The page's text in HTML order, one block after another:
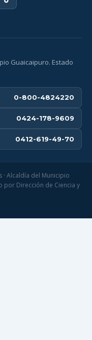
Guaicaipuro. Estado
0-800-4824220
0424-178-9609
0412-619-49-70
Alcaldía del Municipio
por Dirección de Ciencia y